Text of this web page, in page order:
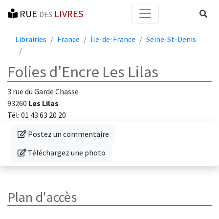
RUE DES LIVRES
Librairies France Île-de-France Seine-St-Denis
Folies d'Encre Les Lilas
3 rue du Garde Chasse
93260 Les Lilas
Tél: 01 43 63 20 20
Donnez votre avis sur cette librairie
Postez un commentaire
Téléchargez une photo de cette librairie
Téléchargez une photo
Plan d'accès